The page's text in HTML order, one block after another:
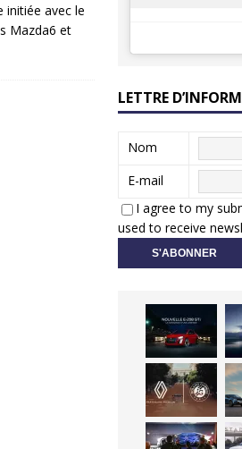
initiée avec le
Mazda6 et
LETTRE
Nom
E-mail
I agree to my
used to receive